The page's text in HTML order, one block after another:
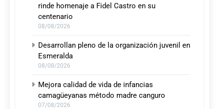
rinde homenaje a Fidel Castro en su
centenario
08/08/2026
Desarrollan pleno de la organización juvenil en
Esmeralda
08/08/2026
Mejora calidad de vida de infancias
camagüeyanas método madre canguro
07/08/2026